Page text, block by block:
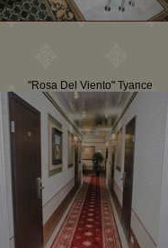
"Rosa Del Viento" Туапсе